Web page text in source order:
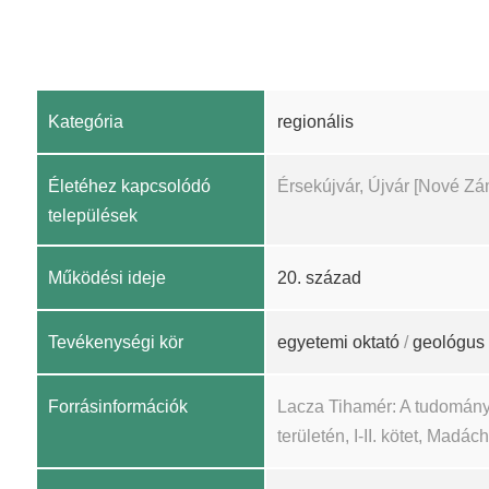
Kategória regionális
Életéhez kapcsolódó
települések
Érsekújvár, Újvár [Nové
Működési ideje 20. század
Tevékenységi kör egyetemi oktató /geológus
Forrásinformációk
Lacza Tihamér: A
területén, I-II. kötet,